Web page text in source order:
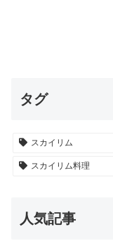
タグ
スカイリム
スカイリム料理
人気記事